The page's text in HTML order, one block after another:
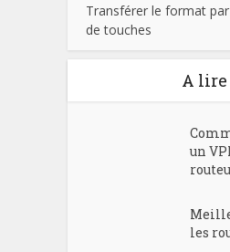
Transférer le format
de touches
A lire
un
les